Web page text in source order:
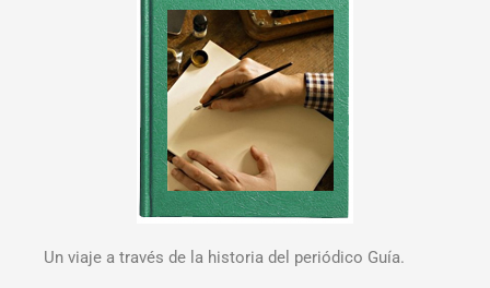
Un viaje a través de la historia del periódico Guía.